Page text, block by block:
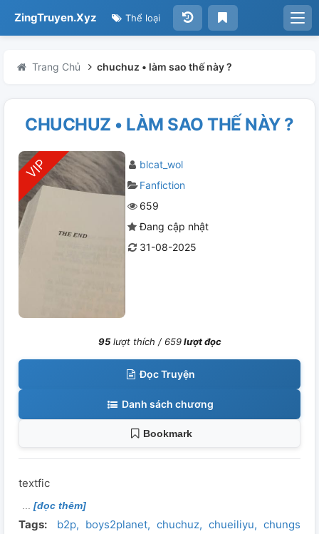
ZingTruyen.Xyz Thể loại
Trang Chủ chuchuz • làm sao thế này ?
CHUCHUZ • LÀM SAO THẾ NÀY ?
blcat_wol
Fanfiction
659
Đang cập nhật
31-08-2025
95lượt thích / 659lượt đọc
Đọc Truyện
Danh sách chương
Bookmark
textfic
[đọc thêm]
Tags: b2p boys2planet chuchuz chueiliyu